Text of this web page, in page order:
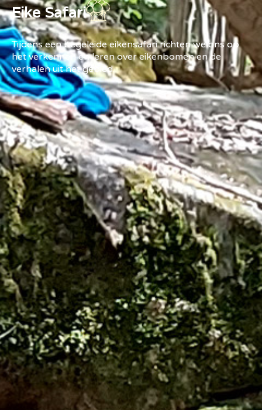
Eike Safari
Tijdens een begeleide eikensafari richten we ons op
het verkennen en leren over eikenbomen en de
verhalen uit het gebied.